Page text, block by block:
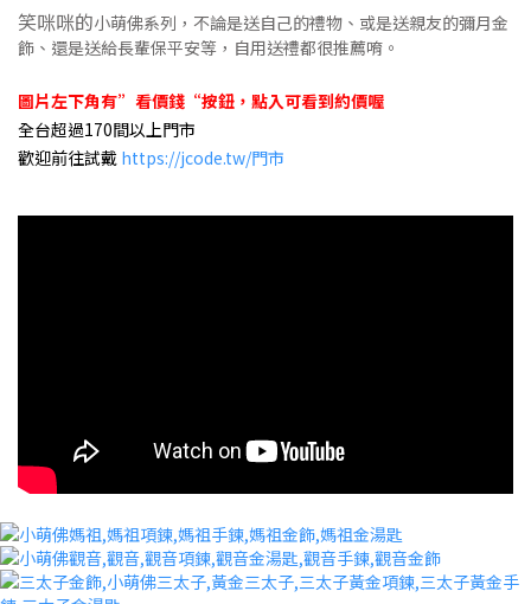
笑咪咪的小萌佛系列，不論是送自己的禮物、或是送親友的彌月金
飾、還是送給長輩保平安等，自用送禮都很推薦唷。
圖片左下角有”看價錢“按鈕，點入可看到約價喔
全台超過170間以上門市
歡迎前往試戴 https://jcode.tw/門市